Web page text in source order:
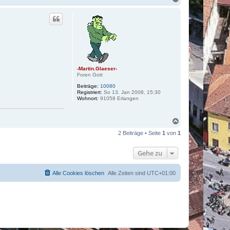
-Martin.Glaeser-
Foren Gott
Beiträge: 10080
Registriert: So 13. Jan 2008, 15:30
Wohnort: 91058 Erlangen
c
2 Beiträge • Seite 1 von 1
Gehe zu
Alle Zeiten sind UTC+01:00
Alle Cookies löschen